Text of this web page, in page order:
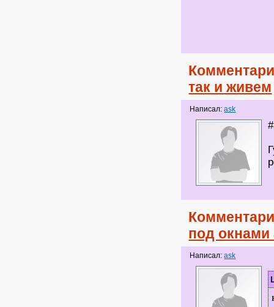
так и живем
Написал:ask
под
Написал:ask